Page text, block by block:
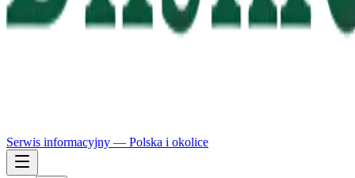
Serwis informacyjny — Polska i okolice